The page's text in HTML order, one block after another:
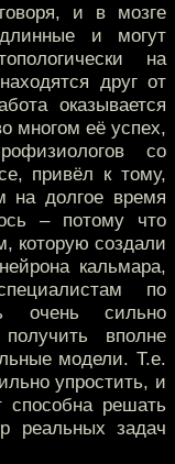
и в мозге
длинные и могут
на
друг от
оказывается
многом её успех,
со
привёл к тому,
на долгое время
– потому что
которую создали
кальмара,
по
очень сильно
вполне
модели. Т.е.
упростить, и
решать
реальных задач